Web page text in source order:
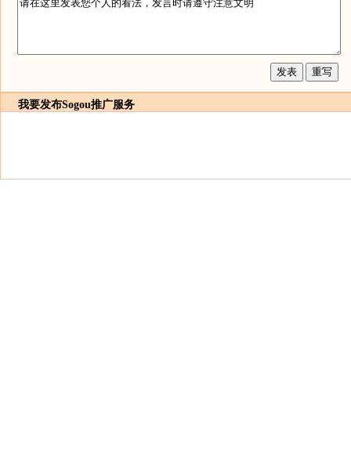
我要发布Sogou推广服务